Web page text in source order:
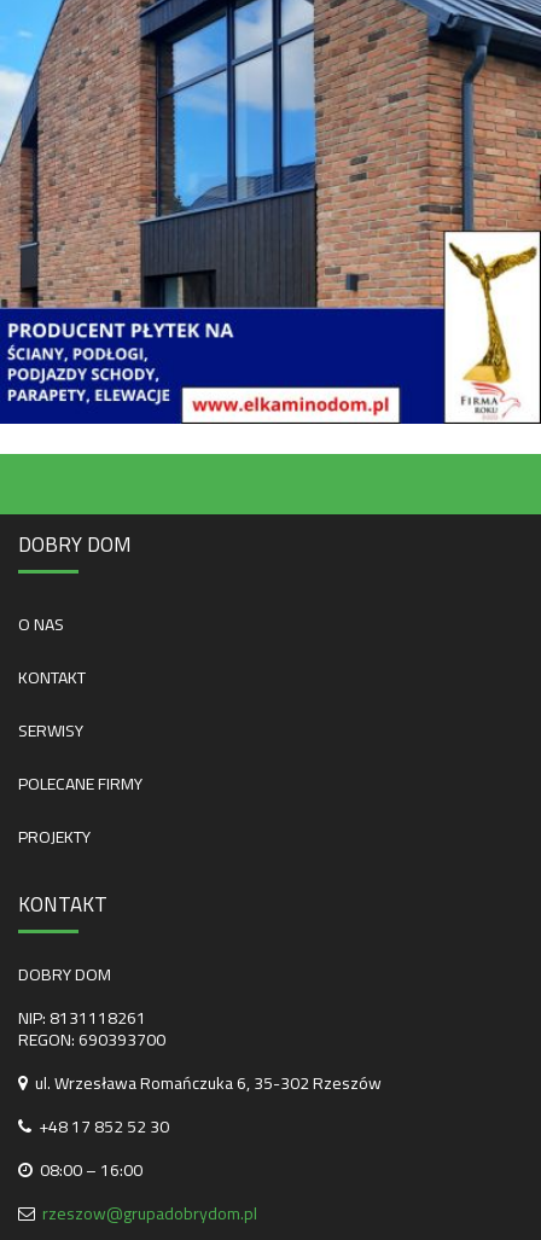
DOBRY DOM
O NAS
KONTAKT
SERWISY
POLECANE FIRMY
PROJEKTY
KONTAKT
DOBRY DOM
NIP: 8131118261
REGON: 690393700
ul. Wrzesława Romańczuka 6, 35-302 Rzeszów
+48 17 852 52 30
08:00 – 16:00
rzeszow@grupadobrydom.pl